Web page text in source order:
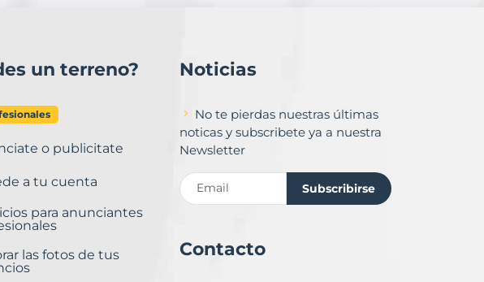
un terreno?
o publicitate
a tu cuenta
para anunciantes
las fotos de tus
Noticias
No te pierdas nuestras últimas
noticas y subscribete ya a nuestra
Newsletter
Subscribirse
Contacto